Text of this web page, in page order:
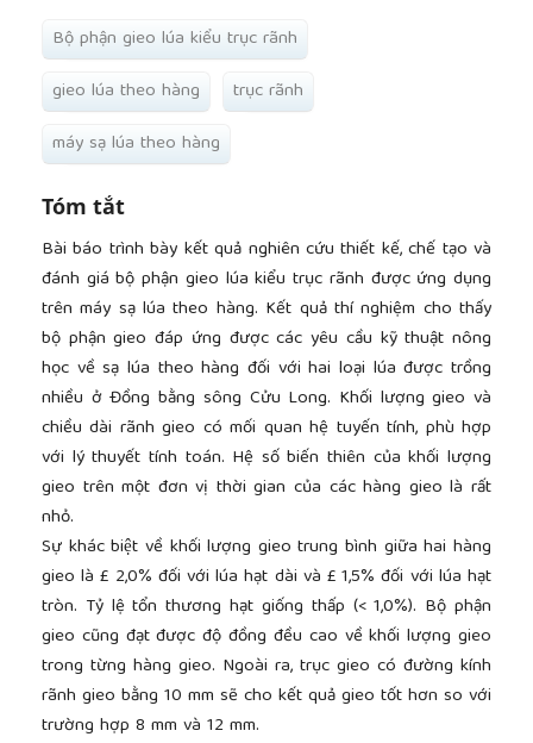
Bộ phận gieo lúa kiểu trục rãnh
gieo lúa theo hàng
trục rãnh
máy sạ lúa theo hàng
Tóm tắt
Bài báo trình bày kết quả nghiên cứu thiết kế, chế tạo và
đánh giá bộ phận gieo lúa kiểu trục rãnh được ứng dụng
trên máy sạ lúa theo hàng. Kết quả thí nghiệm cho thấy
bộ phận gieo đáp ứng được các yêu cầu kỹ thuật nông
học về sạ lúa theo hàng đối với hai loại lúa được trồng
nhiều ở Đồng bằng sông Cửu Long. Khối lượng gieo và
chiều dài rãnh gieo có mối quan hệ tuyến tính, phù hợp
với lý thuyết tính toán. Hệ số biến thiên của khối lượng
gieo trên một đơn vị thời gian của các hàng gieo là rất
nhỏ.
Sự khác biệt về khối lượng gieo trung bình giữa hai hàng
gieo là £ 2,0% đối với lúa hạt dài và £ 1,5% đối với lúa hạt
tròn. Tỷ lệ tổn thương hạt giống thấp (< 1,0%). Bộ phận
gieo cũng đạt được độ đồng đều cao về khối lượng gieo
trong từng hàng gieo. Ngoài ra, trục gieo có đường kính
rãnh gieo bằng 10 mm sẽ cho kết quả gieo tốt hơn so với
trường hợp 8 mm và 12 mm.